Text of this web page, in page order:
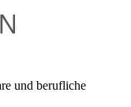
und berufliche